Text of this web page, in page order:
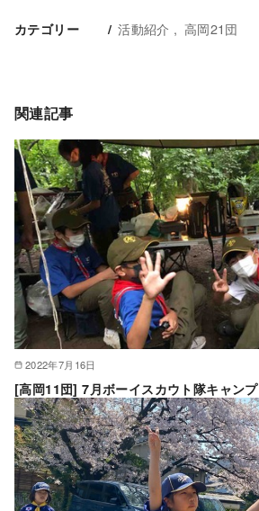
カテゴリー 活動紹介 高岡21団
関連記事
2022年7月16日
[高岡11団] 7月ボーイスカウト隊キャンプ